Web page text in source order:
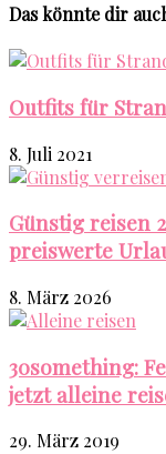
Das könnte dir
Outfits für
8. Juli 2021
Günstig reisen
preiswerte
8. März 2026
30something:
jetzt alleine
29. März 2019